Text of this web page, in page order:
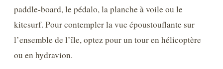
paddle-board, le pédalo, la planche à voile ou le
kitesurf. Pour contempler la vue époustouflante sur
l’ensemble de l’île, optez pour un tour en hélicoptère
ou en hydravion.